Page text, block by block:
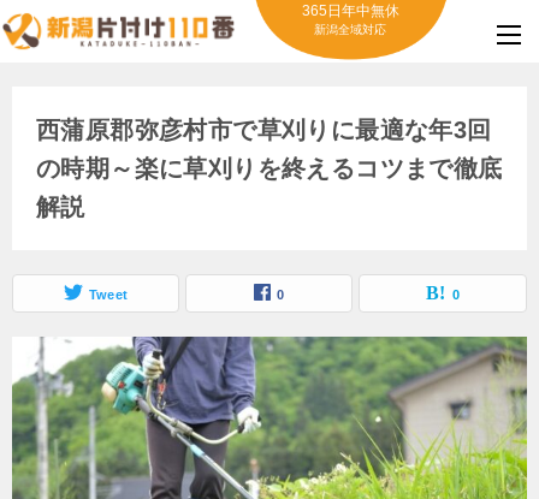
365日年中無休
新潟全域対応
西蒲原郡弥彦村市で草刈りに最適な年3回
の時期～楽に草刈りを終えるコツまで徹底
解説
Tweet 0 0